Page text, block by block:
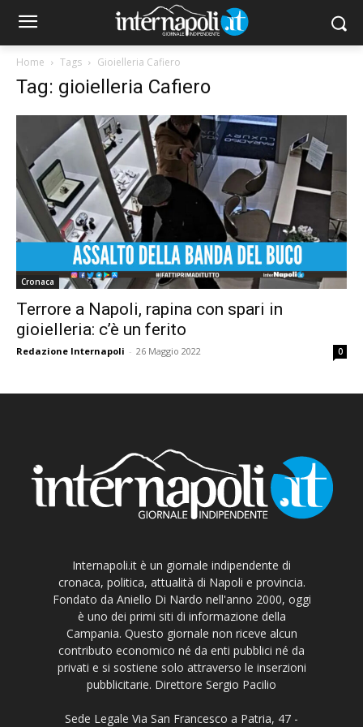
Home Tags Gioielleria Cafiero
Tag: gioielleria Cafiero
Cronaca
Terrore a Napoli, rapina con spari in
gioielleria: c’è un ferito
Redazione Internapoli - 26 Maggio 2022 0
Internapoli.it è un giornale indipendente di
cronaca, politica, attualità di Napoli e provincia.
Fondato da Aniello Di Nardo nell'anno 2000, oggi
è uno dei primi siti di informazione della
Campania. Questo giornale non riceve alcun
contributo economico né da enti pubblici né da
privati e si sostiene solo attraverso le inserzioni
pubblicitarie. Direttore Sergio Pacilio
Sede Legale Via San Francesco a Patria, 47 -